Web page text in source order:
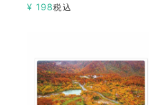
¥ 198税込